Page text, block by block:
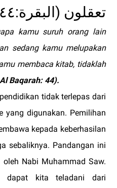
تعقلون ) البقرة:٤٤
kamu suruh orang lain
sedang kamu melupakan
membaca kitab, tidaklah
Baqarah: 44).
tidak terlepas dari
yang digunakan. Pemilihan
kepada keberhasilan
sebaliknya. Pandangan ini
Nabi Muhammad Saw.
dapat kita teladani dari